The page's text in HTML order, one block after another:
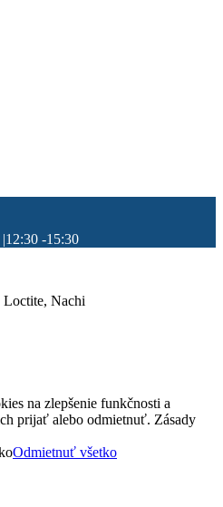
-15:30
na zlepšenie funkčnosti a
prijať alebo odmietnuť. Zásady
Odmietnuť všetko